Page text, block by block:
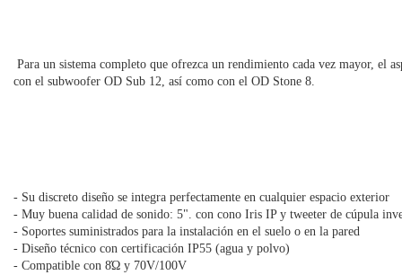
Para un sistema completo que ofrezca un rendimiento cada vez mayor, el
con el subwoofer OD Sub 12, así como con el OD Stone 8.
- Su discreto diseño se integra perfectamente en cualquier espacio exterior
- Muy buena calidad de sonido: 5". con cono Iris IP y tweeter de cúpula
- Soportes suministrados para la instalación en el suelo o en la pared
- Diseño técnico con certificación IP55 (agua y polvo)
- Compatible con 8Ώ y 70V/100V